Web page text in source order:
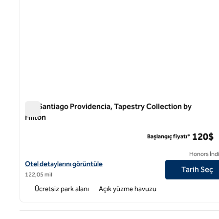
Ola Santiago Providencia, Tapestry Collection by
Hilton
Ola Santiago Providencia, Tapestry Collection by Hilton için otel
Otel detaylarını görüntüle
122,05 mil
Başlangıç fiyatı* 120$
Honors
Tarih Seç
Ücretsiz park alanı Açık yüzme havuzu